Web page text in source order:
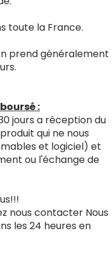
toute la France.
prend généralement
:
jours a réception du
qui ne nous
et logiciel) et
ou l'échange de
nous contacter Nous
les 24 heures en